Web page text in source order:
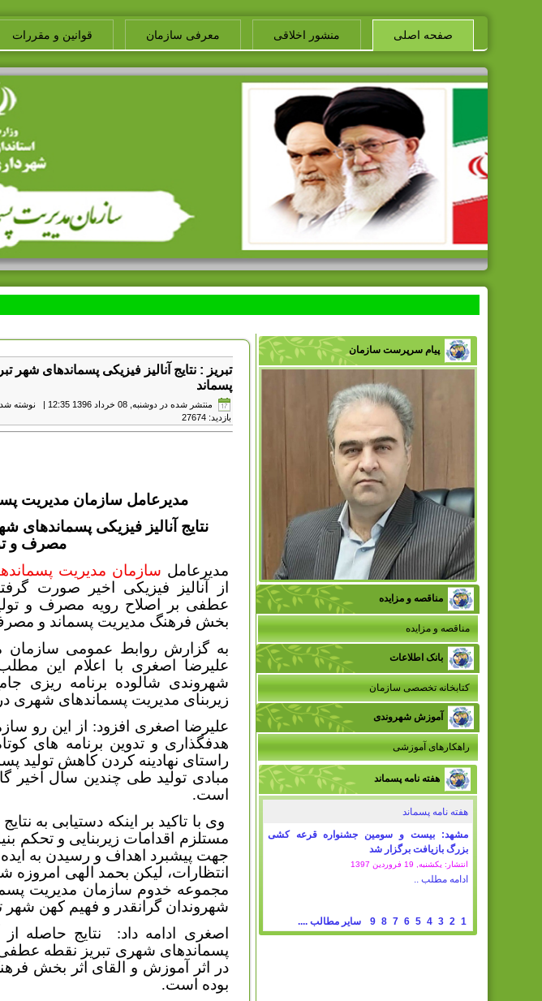
صفحه اصلی منشور اخلاقی معرفی سازمان قوانین و مقررات
پیام سرپرست سازمان
مناقصه و مزایده
مناقصه و مزایده
بانک اطلاعات
کتابخانه تخصصی سازمان
آموزش شهروندی
راهکارهای آموزشی
هفته نامه پسماند
هفته نامه پسماند
مشهد: بیست و سومین جشنواره قرعه کشی
بزرگ بازیافت برگزار شد
انتشار: یکشنبه, 19 فروردين 1397
ادامه مطلب ..
1
2
3
4
5
6
7
8
9 سایر مطالب ....
تبریز : نتایج آنالیز فیزیکی پسماندهای
پسماند
منتشر شده در دوشنبه, 08 خرداد 1396 12:35 | نوشته
بازدید: 27674
مدیرعامل سازمان مدیریت
نتایج آنالیز فیزیکی پسماندهای
مصرف و
مدیرعامل سازمان مدیریت
از آنالیز فیزیکی اخیر صورت
عطفی بر اصلاح رویه مصرف و
بخش فرهنگ مدیریت پسماند و مصرف
به گزارش روابط عمومی سازمان
علیرضا اصغری با اعلام این
شهروندی شالوده برنامه ریزی
زیربنای مدیریت پسماندهای شهری
علیرضا اصغری افزود: از این رو
هدفگذاری و تدوین برنامه های
راستای نهادینه کردن کاهش تولید
مبادی تولید طی چندین سال اخیر
است.
وی با تاکید بر اینکه دستیابی به
مستلزم اقدامات زیربنایی و تحکم
جهت پیشبرد اهداف و رسیدن به
انتظارات، لیکن بحمد الهی
مجموعه خدوم سازمان مدیریت
شهروندان گرانقدر و فهیم کهن شهر
اصغری ادامه داد:
نتایج حاصله
پسماندهای شهری تبریز نقطه
در اثر آموزش و القای اثر بخش
بوده است.